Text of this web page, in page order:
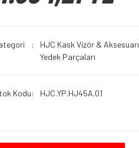
HJC Kask Vizör & Aksesuarı
Yedek Parçaları
Kodu HJC.YP.HJ45A.01